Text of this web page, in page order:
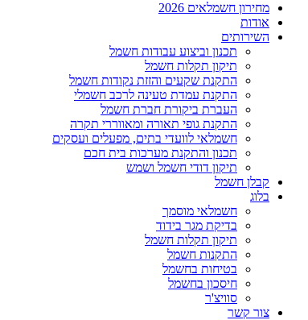
מחירון חשמלאים 2026
אודות
השירותים
תכנון וביצוע עבודות חשמל
תיקון תקלות חשמל
התקנת שקעים והזזת נקודות חשמל
התקנת עמדת טעינה לרכב חשמלי
העברת ביקורת חברת חשמל
התקנת גופי תאורה ומאווררי תקרה
חשמלאי לוועדי בתים, מפעלים ועסקים
תכנון והתקנת מערכות בית חכם
תיקון דודי חשמל ושמש
קבלן חשמל
בלוג
חשמלאי מוסמך
בדיקת מגר בידוד
תיקון תקלות חשמל
התקנות חשמל
בטיחות בחשמל
חיסכון בחשמל
סוויצ'ר
צור קשר